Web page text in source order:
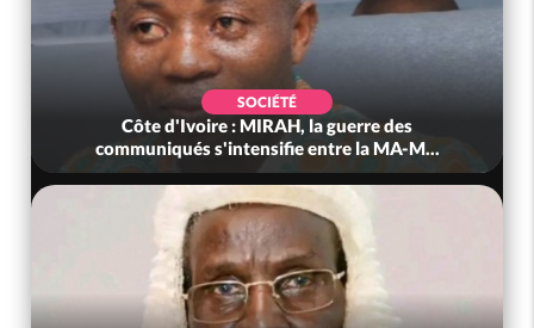
SOCIÉTÉ
Côte d'Ivoire : MIRAH, la guerre des
communiqués s'intensifie entre la MA-M...